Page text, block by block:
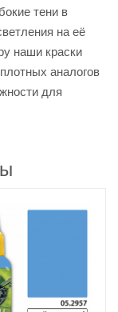
тени в
на её
наши краски
аналогов
для